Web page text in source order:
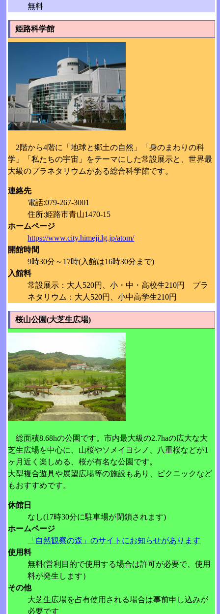
無料
姫路科学館
2階から4階に「地球と郷土の自然」「身のまわりの科
学」「私たちの宇宙」をテーマにした常設展示と、世界最
大級のプラネタリウムがある総合科学館です。
連絡先
電話:079-267-3001
住所:姫路市青山1470-15
ホームページ
https://www.city.himeji.lg.jp/atom/
開館時間
9時30分～17時(入館は16時30分まで)
入館料
常設展示：大人520円、小・中・高校生210円 プラ
ネタリウム：大人520円、小中高学生210円
桜山公園(大芝生広場)
総面積8.68hの公園です。市内最大級の2.7haの広大な大
芝生広場を中心に、山桜やソメイヨシノ、八重桜などが1
ヶ月近く楽しめる、桜が有名な公園です。
大型複合遊具や展望広場等の施設もあり、ピクニックなど
もおすすめです。
休館日
なし(17時30分に駐車場が閉鎖されます)
ホームページ
「自然観察の森」のサイトにお知らせがあります
使用料
無料(営利目的で使用する場合は許可が必要で、使用
料が発生します）
その他
大芝生広場を占有使用される場合は事前申し込みが
必要です